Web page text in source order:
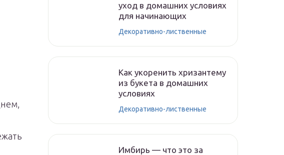
уход в домашних условиях
для начинающих
Декоративно-лиственные
Как укоренить хризантему
из букета в домашних
условиях
Декоративно-лиственные
Имбирь — что это за